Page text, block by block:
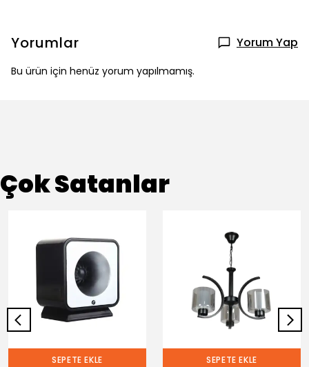
Yorumlar Yorum Yap
Bu ürün için henüz yorum yapılmamış.
Çok Satanlar
SEPETE EKLE SEPETE EKLE